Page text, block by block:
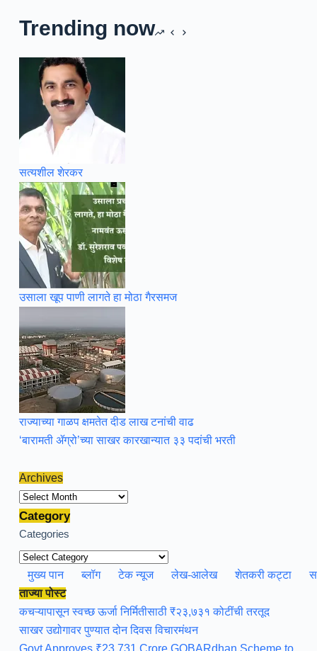
Trending now
सत्यशील शेरकर
उसाला खूप पाणी लागते हा मोठा गैरसमज
राज्याच्या गाळप क्षमतेत दीड लाख टनांची वाढ
‘बारामती ॲग्रो’च्या साखर कारखान्यात ३३ पदांची भरती
Archives
Archives
Category
Categories
मुख्य पान ब्लॉग टेक न्यूज लेख-आलेख शेतकरी कट्टा
ताज्या पोस्ट
कचऱ्यापासून स्वच्छ ऊर्जा निर्मितीसाठी ₹२३,७३१ कोटींची तरतूद
साखर उद्योगावर पुण्यात दोन दिवस विचारमंथन